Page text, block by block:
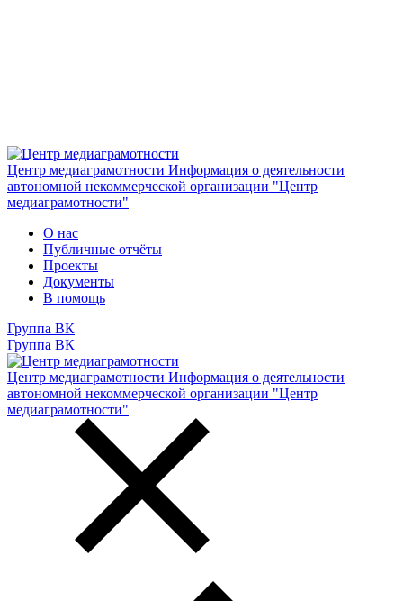
Центр медиаграмотности Информация о деятельности
автономной некоммерческой организации "Центр
медиаграмотности"
О нас
Публичные отчёты
Проекты
Документы
В помощь
Группа ВК
Группа ВК
Центр медиаграмотности Информация о деятельности
автономной некоммерческой организации "Центр
медиаграмотности"